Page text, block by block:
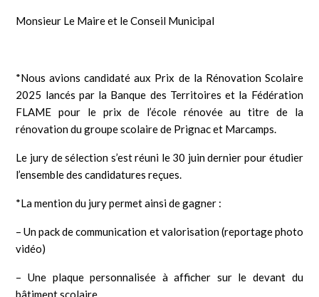
Monsieur Le Maire et le Conseil Municipal
*Nous avions candidaté aux Prix de la Rénovation Scolaire
2025 lancés par la Banque des Territoires et la Fédération
FLAME pour le prix de l’école rénovée au titre de la
rénovation du groupe scolaire de Prignac et Marcamps.
Le jury de sélection s’est réuni le 30 juin dernier pour étudier
l’ensemble des candidatures reçues.
*La mention du jury permet ainsi de gagner :
– Un pack de communication et valorisation (reportage photo
vidéo)
– Une plaque personnalisée à afficher sur le devant du
bâtiment scolaire